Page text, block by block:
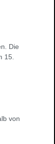
Die
15.
von